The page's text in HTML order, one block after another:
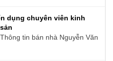
dụng chuyên viên kinh
tin bán nhà Nguyễn Văn